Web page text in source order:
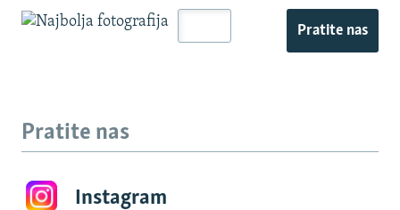
Pratite nas
Pratite nas
Instagram